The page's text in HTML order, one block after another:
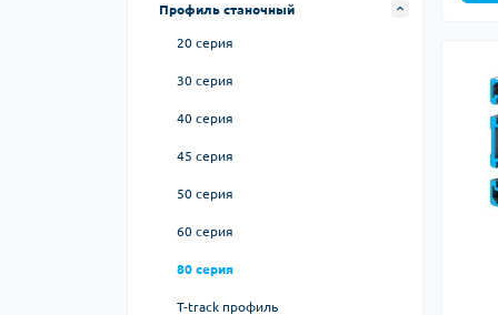
Профиль станочный
20 серия
30 серия
40 серия
45 серия
50 серия
60 серия
80 серия
T-track профиль